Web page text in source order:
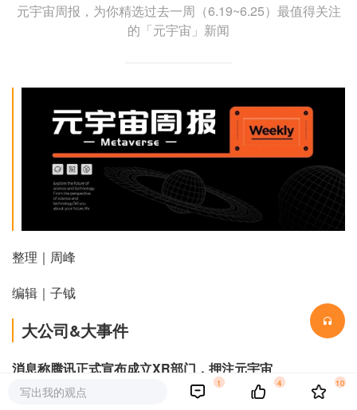
元宇宙周报，为你精选过去一周（6.19~6.25）最值得关注
的「元宇宙」新闻
整理｜周峰
编辑｜子钺
大公司&大事件
消息称腾讯正式宣布成立XR部门，押注元宇宙
新浪VR北京时间6月20日晚间消息，据路透社报道，三位知
写出我的观点
1 4 10